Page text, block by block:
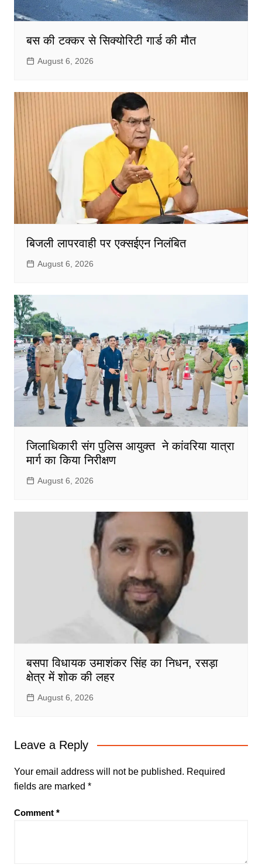
बस की टक्कर से सिक्योरिटी गार्ड की मौत
August 6, 2026
बिजली लापरवाही पर एक्सईएन निलंबित
August 6, 2026
जिलाधिकारी संग पुलिस आयुक्त ने कांवरिया यात्रा
मार्ग का किया निरीक्षण
August 6, 2026
बसपा विधायक उमाशंकर सिंह का निधन, रसड़ा
क्षेत्र में शोक की लहर
August 6, 2026
Leave a Reply
Your email address will not be published. Required
fields are marked *
Comment *